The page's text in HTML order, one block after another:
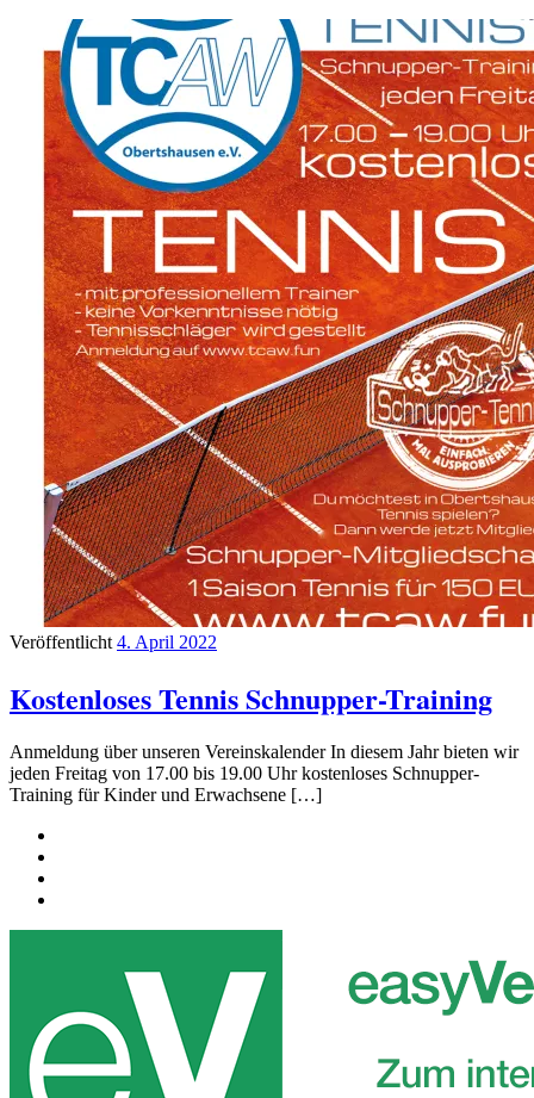
Veröffentlicht 4. April 2022
Kostenloses Tennis Schnupper-Training
Anmeldung über unseren Vereinskalender In diesem Jahr bieten wir
jeden Freitag von 17.00 bis 19.00 Uhr kostenloses Schnupper-
Training für Kinder und Erwachsene […]